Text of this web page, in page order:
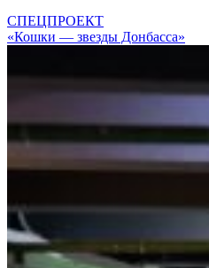
СПЕЦПРОЕКТ
«Кошки — звезды Донбасса»